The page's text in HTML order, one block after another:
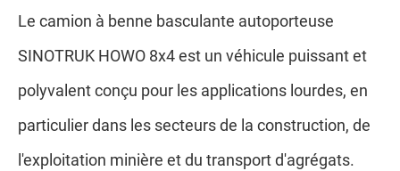
Le camion à benne basculante autoporteuse
SINOTRUK HOWO 8x4 est un véhicule puissant et
polyvalent conçu pour les applications lourdes, en
particulier dans les secteurs de la construction, de
l'exploitation minière et du transport d'agrégats.